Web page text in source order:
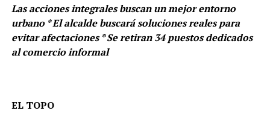
Las acciones integrales buscan un mejor entorno
urbano * El alcalde buscará soluciones reales para
evitar afectaciones * Se retiran 34 puestos dedicados
al comercio informal
EL TOPO